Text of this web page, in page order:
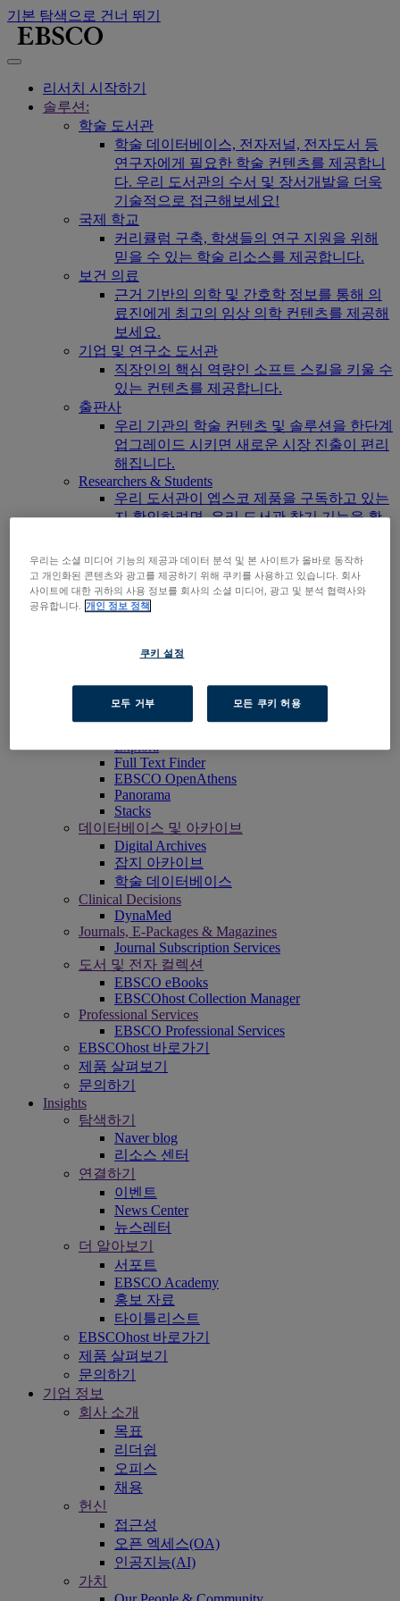
기본 탐색으로 건너 뛰기
리서치 시작하기
솔루션:
학술 도서관
학술 데이터베이스, 전자저널, 전자도서 등
연구자에게 필요한 학술 컨텐츠를 제공합니
다. 우리 도서관의 수서 및 장서개발을 더욱
기술적으로 접근해보세요!
국제 학교
커리큘럼 구축, 학생들의 연구 지원을 위해
믿을 수 있는 학술 리소스를 제공합니다.
보건 의료
근거 기반의 의학 및 간호학 정보를 통해 의
료진에게 최고의 임상 의학 컨텐츠를 제공해
보세요.
기업 및 연구소 도서관
직장인의 핵심 역량인 소프트 스킬을 키울 수
있는 컨텐츠를 제공합니다.
출판사
우리 기관의 학술 컨텐츠 및 솔루션을 한단계
업그레이드 시키면 새로운 시장 진출이 편리
해집니다.
Researchers & Students
우리 도서관이 엡스코 제품을 구독하고 있는
지 확인하려면, 우리 도서관 찾기 기능을 활
EBSCOhost 바로가기
제품 살펴보기
문의하기
제품군
BiblioGraph
EBSCO Discovery Service
엡스코 모바일 앱
Explora
Full Text Finder
EBSCO OpenAthens
Panorama
Stacks
데이터베이스 및 아카이브
Digital Archives
잡지 아카이브
학술 데이터베이스
Clinical Decisions
DynaMed
Journals, E-Packages & Magazines
Journal Subscription Services
도서 및 전자 컬렉션
EBSCO eBooks
EBSCOhost Collection Manager
Professional Services
EBSCO Professional Services
EBSCOhost 바로가기
제품 살펴보기
문의하기
Insights
탐색하기
Naver blog
리소스 센터
연결하기
이벤트
News Center
뉴스레터
더 알아보기
서포트
EBSCO Academy
홍보 자료
타이틀리스트
EBSCOhost 바로가기
제품 살펴보기
문의하기
기업 정보
회사 소개
목표
리더쉽
오피스
채용
헌신
접근성
오픈 엑세스(OA)
인공지능(AI)
가치
우리는 소셜 미디어 기능의 제공과 데이터 분석 및 본 사이트가 올바로 동작하
고 개인화된 콘텐츠와 광고를 제공하기 위해 쿠키를 사용하고 있습니다. 회사
사이트에 대한 귀하의 사용 정보를 회사의 소셜 미디어, 광고 및 분석 협력사와
공유합니다.
개인 정보 정책
쿠키 설정
모두 거부 모든 쿠키 허용